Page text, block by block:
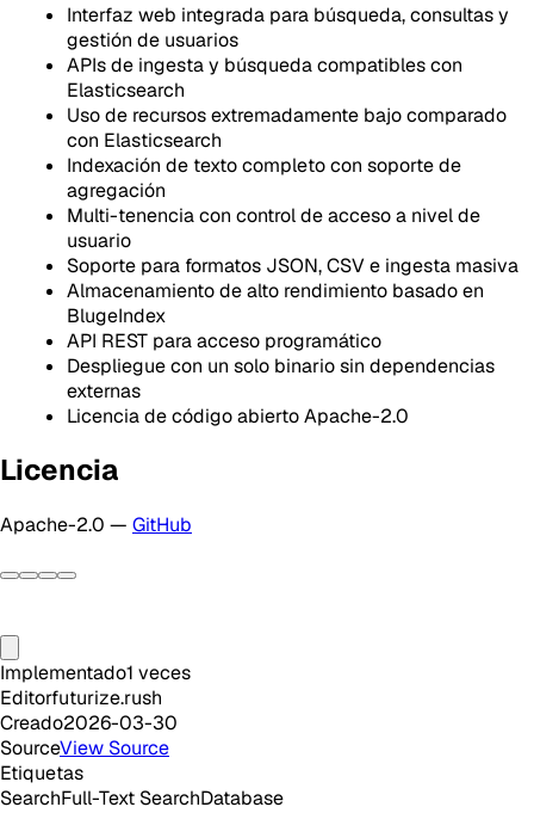
Interfaz web integrada para búsqueda, consultas y
gestión de usuarios
APIs de ingesta y búsqueda compatibles con
Elasticsearch
Uso de recursos extremadamente bajo comparado
con Elasticsearch
Indexación de texto completo con soporte de
agregación
Multi-tenencia con control de acceso a nivel de
usuario
Soporte para formatos JSON, CSV e ingesta masiva
Almacenamiento de alto rendimiento basado en
BlugeIndex
API REST para acceso programático
Despliegue con un solo binario sin dependencias
externas
Licencia de código abierto Apache-2.0
Licencia
Apache-2.0 — GitHub
Implementado1 veces
Editorfuturize.rush
Creado2026-03-30
SourceView Source
Etiquetas
SearchFull-Text SearchDatabase